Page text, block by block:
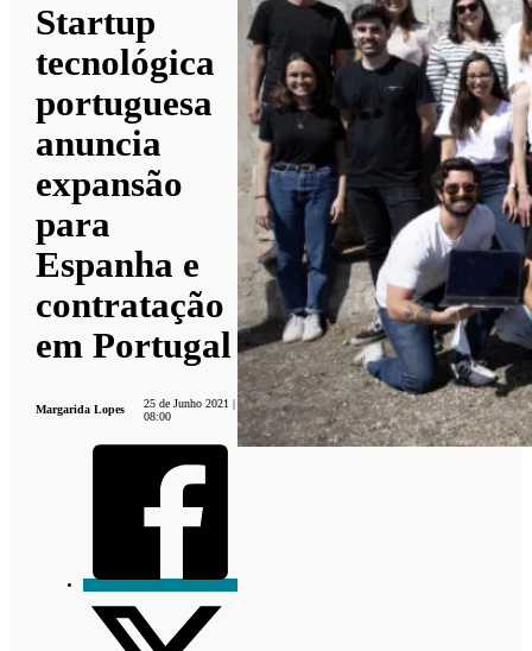
Startup
tecnológica
portuguesa
anuncia
expansão
para
Espanha e
contratação
em Portugal
Margarida Lopes
25 de Junho 2021 |
08:00